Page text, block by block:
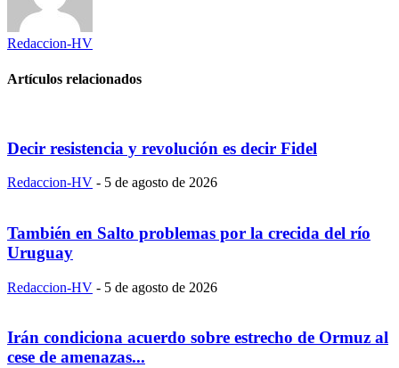
Redaccion-HV
Artículos relacionados
Decir resistencia y revolución es decir Fidel
Redaccion-HV - 5 de agosto de 2026
También en Salto problemas por la crecida del río
Uruguay
Redaccion-HV - 5 de agosto de 2026
Irán condiciona acuerdo sobre estrecho de Ormuz al
cese de amenazas...